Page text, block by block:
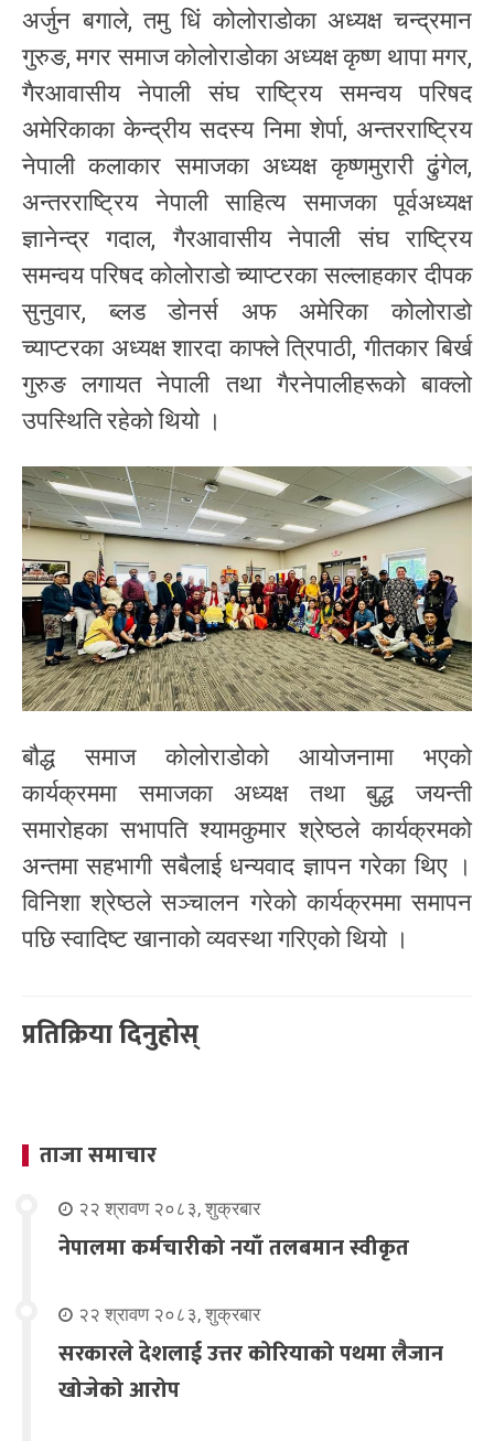
अर्जुन बगाले, तमु धिं कोलोराडोका अध्यक्ष चन्द्रमान
गुरुङ, मगर समाज कोलोराडोका अध्यक्ष कृष्ण थापा मगर,
गैरआवासीय नेपाली संघ राष्ट्रिय समन्वय परिषद
अमेरिकाका केन्द्रीय सदस्य निमा शेर्पा, अन्तरराष्ट्रिय
नेपाली कलाकार समाजका अध्यक्ष कृष्णमुरारी ढुंगेल,
अन्तरराष्ट्रिय नेपाली साहित्य समाजका पूर्वअध्यक्ष
ज्ञानेन्द्र गदाल, गैरआवासीय नेपाली संघ राष्ट्रिय
समन्वय परिषद कोलोराडो च्याप्टरका सल्लाहकार दीपक
सुनुवार, ब्लड डोनर्स अफ अमेरिका कोलोराडो
च्याप्टरका अध्यक्ष शारदा काफ्ले त्रिपाठी, गीतकार बिर्ख
गुरुङ लगायत नेपाली तथा गैरनेपालीहरूको बाक्लो
उपस्थिति रहेको थियो ।
बौद्ध समाज कोलोराडोको आयोजनामा भएको
कार्यक्रममा समाजका अध्यक्ष तथा बुद्ध जयन्ती
समारोहका सभापति श्यामकुमार श्रेष्ठले कार्यक्रमको
अन्तमा सहभागी सबैलाई धन्यवाद ज्ञापन गरेका थिए ।
विनिशा श्रेष्ठले सञ्चालन गरेको कार्यक्रममा समापन
पछि स्वादिष्ट खानाको व्यवस्था गरिएको थियो ।
प्रतिक्रिया दिनुहोस्
ताजा समाचार
२२ श्रावण २०८३, शुक्रबार
नेपालमा कर्मचारीको नयाँ तलबमान स्वीकृत
२२ श्रावण २०८३, शुक्रबार
सरकारले देशलाई उत्तर कोरियाको पथमा लैजान
खोजेको आरोप